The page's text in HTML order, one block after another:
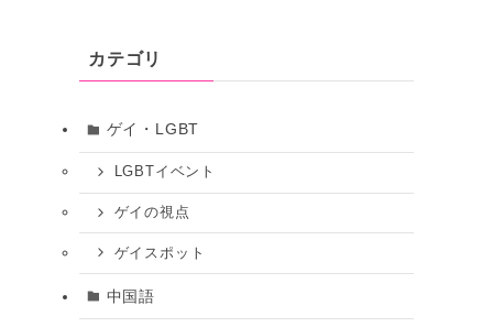
カテゴリ
ゲイ・LGBT
LGBTイベント
ゲイの視点
ゲイスポット
中国語